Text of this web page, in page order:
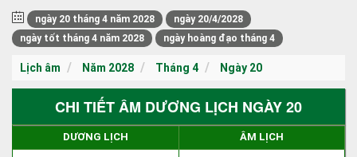
ngày 20 tháng 4 năm 2028
ngày 20/4/2028
ngày tốt tháng 4 năm 2028
ngày hoàng đạo tháng 4
Lịch âm Năm 2028 Tháng 4 Ngày 20
CHI TIẾT ÂM DƯƠNG LỊCH NGÀY 20
DƯƠNG LỊCH ÂM LỊCH